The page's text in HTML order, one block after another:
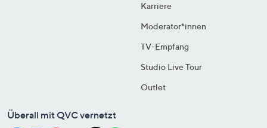
Karriere
Moderator*innen
TV-Empfang
Studio Live Tour
Outlet
Überall mit QVC vernetzt